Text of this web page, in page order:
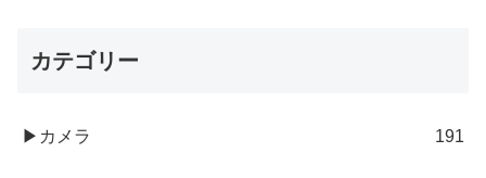
カテゴリー
▶カメラ 191